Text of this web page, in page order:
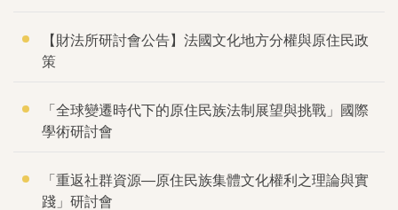
【財法所研討會公告】法國文化地方分權與原住民政
策
「全球變遷時代下的原住民族法制展望與挑戰」國際
學術研討會
「重返社群資源—原住民族集體文化權利之理論與實
踐」研討會